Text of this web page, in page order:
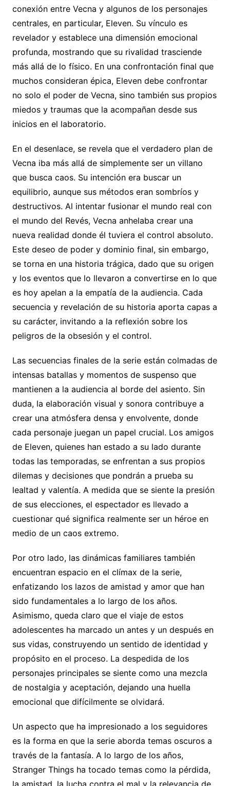
conexión entre Vecna y algunos de los personajes
centrales, en particular, Eleven. Su vínculo es
revelador y establece una dimensión emocional
profunda, mostrando que su rivalidad trasciende
más allá de lo físico. En una confrontación final que
muchos consideran épica, Eleven debe confrontar
no solo el poder de Vecna, sino también sus propios
miedos y traumas que la acompañan desde sus
inicios en el laboratorio.
En el desenlace, se revela que el verdadero plan de
Vecna iba más allá de simplemente ser un villano
que busca caos. Su intención era buscar un
equilibrio, aunque sus métodos eran sombríos y
destructivos. Al intentar fusionar el mundo real con
el mundo del Revés, Vecna anhelaba crear una
nueva realidad donde él tuviera el control absoluto.
Este deseo de poder y dominio final, sin embargo,
se torna en una historia trágica, dado que su origen
y los eventos que lo llevaron a convertirse en lo que
es hoy apelan a la empatía de la audiencia. Cada
secuencia y revelación de su historia aporta capas a
su carácter, invitando a la reflexión sobre los
peligros de la obsesión y el control.
Las secuencias finales de la serie están colmadas de
intensas batallas y momentos de suspenso que
mantienen a la audiencia al borde del asiento. Sin
duda, la elaboración visual y sonora contribuye a
crear una atmósfera densa y envolvente, donde
cada personaje juegan un papel crucial. Los amigos
de Eleven, quienes han estado a su lado durante
todas las temporadas, se enfrentan a sus propios
dilemas y decisiones que pondrán a prueba su
lealtad y valentía. A medida que se siente la presión
de sus elecciones, el espectador es llevado a
cuestionar qué significa realmente ser un héroe en
medio de un caos extremo.
Por otro lado, las dinámicas familiares también
encuentran espacio en el clímax de la serie,
enfatizando los lazos de amistad y amor que han
sido fundamentales a lo largo de los años.
Asimismo, queda claro que el viaje de estos
adolescentes ha marcado un antes y un después en
sus vidas, construyendo un sentido de identidad y
propósito en el proceso. La despedida de los
personajes principales se siente como una mezcla
de nostalgia y aceptación, dejando una huella
emocional que difícilmente se olvidará.
Un aspecto que ha impresionado a los seguidores
es la forma en que la serie aborda temas oscuros a
través de la fantasía. A lo largo de los años,
Stranger Things ha tocado temas como la pérdida,
la amistad, la lucha contra el mal y la relevancia de